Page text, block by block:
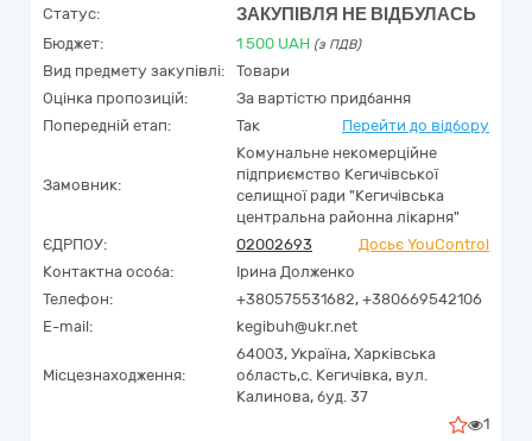
Статус: ЗАКУПІВЛЯ НЕ ВІДБУЛАСЬ
Бюджет: 1 500 UAH (з ПДВ)
Вид предмету закупівлі:
Товари
Оцінка пропозицій:
За вартістю придбання
Попередній етап:
Так Перейти до відбору
Замовник:
Комунальне некомерційне
підприємство Кегичівської
селищної ради "Кегичівська
центральна районна лікарня"
ЄДРПОУ:
02002693
Досьє YouControl
Контактна особа:
Ірина Долженко
Телефон:
+380575531682, +380669542106
E-mail:
kegibuh@ukr.net
Місцезнаходження:
64003, Україна, Харківська
область,с. Кегичівка, вул.
Калинова, буд. 37
1